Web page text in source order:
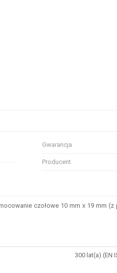
Gwarancja
Producent
czołowe 10 mm x 19 mm
300 lat(a) (EN